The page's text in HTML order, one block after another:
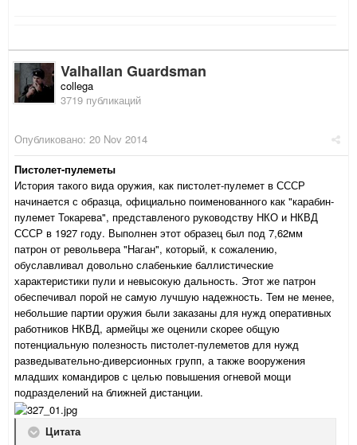
Valhallan Guardsman
collega
3719 публикаций
Опубликовано: 20 Nov 2014
Пистолет-пулеметы
История такого вида оружия, как пистолет-пулемет в СССР
начинается с образца, официально поименованного как "карабин-
пулемет Токарева", представленого руководству НКО и НКВД
СССР в 1927 году. Выполнен этот образец был под 7,62мм
патрон от револьвера "Наган", который, к сожалению,
обуславливал довольно слабенькие баллистические
характеристики пули и невысокую дальность. Этот же патрон
обеспечивал порой не самую лучшую надежность. Тем не менее,
небольшие партии оружия были заказаны для нужд оперативных
работников НКВД, армейцы же оценили скорее общую
потенциальную полезность пистолет-пулеметов для нужд
разведывательно-диверсионных групп, а также вооружения
младших командиров с целью повышения огневой мощи
подразделений на ближней дистанции.
Цитата